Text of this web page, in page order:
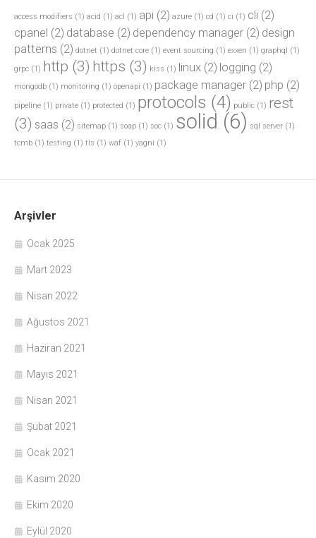
access modifiers (1) acid (1) acl (1) api (2) azure (1) cd (1) ci (1) cli (2)
cpanel (2) database (2) dependency manager (2) design
patterns (2) dotnet (1) dotnet core (1) event sourcing (1) exxen (1) graphql (1)
grpc (1) http (3) https (3) kiss (1) linux (2) logging (2)
mongodb (1) monitoring (1) openapi (1) package manager (2) php (2)
pipeline (1) private (1) protected (1) protocols (4) public (1) rest
(3) saas (2) sitemap (1) soap (1) soc (1) solid (6) sql server (1)
tcmb (1) testing (1) tls (1) waf (1) yagni (1)
Arşivler
Ocak 2025
Mart 2023
Nisan 2022
Ağustos 2021
Haziran 2021
Mayıs 2021
Nisan 2021
Şubat 2021
Ocak 2021
Kasım 2020
Ekim 2020
Eylül 2020